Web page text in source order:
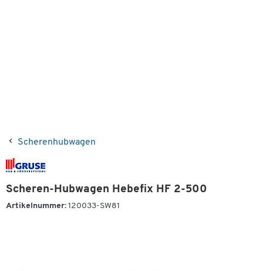
Scherenhubwagen
Scheren-Hubwagen Hebefix HF 2-500
Artikelnummer: 120033-SW81